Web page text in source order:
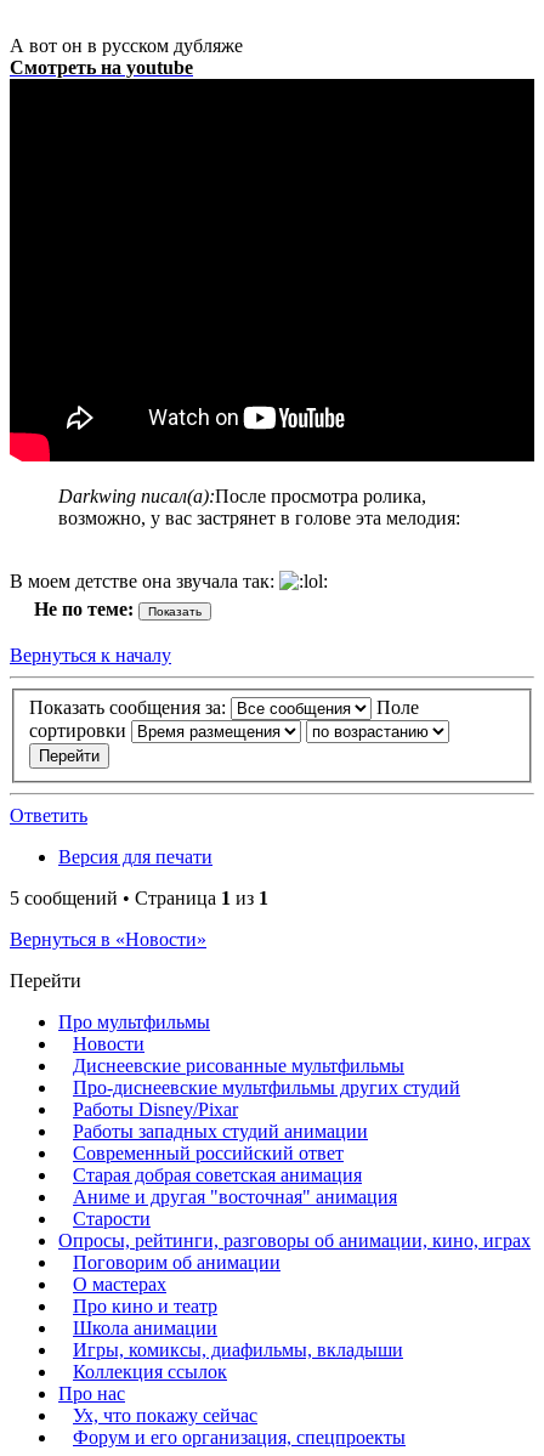
А вот он в русском дубляже
Смотреть на youtube
Darkwing писал(а):После просмотра ролика,
возможно, у вас застрянет в голове эта мелодия:
В моем детстве она звучала так:
Не по теме:
Вернуться к началу
Показать сообщения за:
Поле
сортировки
Ответить
Версия для печати
5 сообщений • Страница 1 из 1
Вернуться в «Новости»
Перейти
Про мультфильмы
Новости
Диснеевские рисованные мультфильмы
Про-диснеевские мультфильмы других студий
Работы Disney/Pixar
Работы западных студий анимации
Современный российский ответ
Старая добрая советская анимация
Аниме и другая "восточная" анимация
Старости
Опросы, рейтинги, разговоры об анимации, кино, играх
Поговорим об анимации
О мастерах
Про кино и театр
Школа анимации
Игры, комиксы, диафильмы, вкладыши
Коллекция ссылок
Про нас
Ух, что покажу сейчас
Форум и его организация, спецпроекты